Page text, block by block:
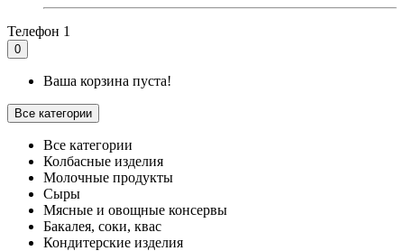
Телефон 1
0
Ваша корзина пуста!
Все категории
Все категории
Колбасные изделия
Молочные продукты
Сыры
Мясные и овощные консервы
Бакалея, соки, квас
Кондитерские изделия